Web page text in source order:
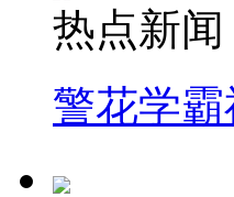
热点新闻
警花学